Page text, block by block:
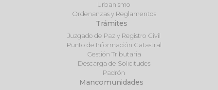
Urbanismo
Ordenanzas y Reglamentos
Trámites
Juzgado de Paz y Registro Civil
Punto de Información Catastral
Gestión Tributaria
Descarga de Solicitudes
Padrón
Mancomunidades